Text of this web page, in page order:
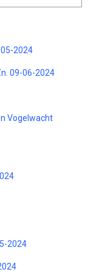
2024
09-06-2024
Vogelwacht
2024